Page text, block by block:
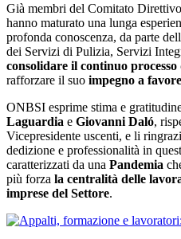
Già membri del Comitato
hanno maturato una lunga
profonda conoscenza, da parte
dei Servizi di Pulizia, Servizi
consolidare il continuo processo
rafforzare il suo impegno a
ONBSI esprime stima e
Laguardia e Giovanni Daló,
Vicepresidente uscenti, e li
dedizione e professionalità in
caratterizzati da una Pandemia
più forza la centralità delle
imprese del Settore.